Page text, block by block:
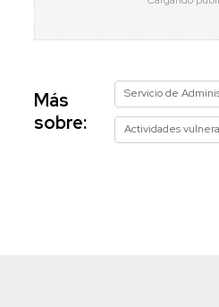
Más
sobre:
Servicio de
Actividades